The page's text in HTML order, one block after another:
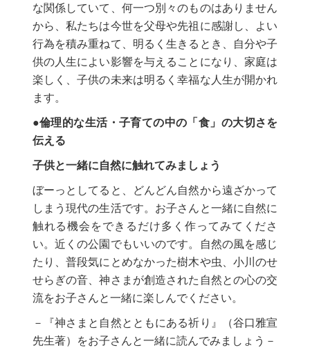
な関係していて、何一つ別々のものはありません
から、私たちは今世を父母や先祖に感謝し、よい
行為を積み重ねて、明るく生きるとき、自分や子
供の人生によい影響を与えることになり、家庭は
楽しく、子供の未来は明るく幸福な人生が開かれ
ます。
●倫理的な生活・子育ての中の「食」の大切さを
伝える
子供と一緒に自然に触れてみましょう
ぼーっとしてると、どんどん自然から遠ざかって
しまう現代の生活です。お子さんと一緒に自然に
触れる機会をできるだけ多く作ってみてくださ
い。近くの公園でもいいのです。自然の風を感じ
たり、普段気にとめなかった樹木や虫、小川のせ
せらぎの音、神さまが創造された自然との心の交
流をお子さんと一緒に楽しんでください。
－『神さまと自然とともにある祈り』（谷口雅宣
先生著）をお子さんと一緒に読んでみましょう－